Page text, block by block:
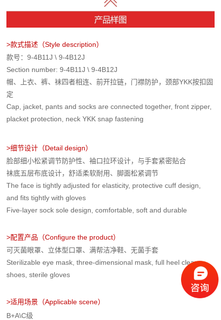
>款式描述（Style description）
款号：9-4B11J \ 9-4B12J
Section number: 9-4B11J \ 9-4B12J
帽、上衣、裤、袜四者相连、前开拉链，门襟防护，颈部YKK按扣固
定
Cap, jacket, pants and socks are connected together, front zipper,
placket protection, neck YKK snap fastening
>细节设计 （Detail design）
脸部细小松紧调节防护性、袖口拉环设计，与手套紧密贴合
袜底五层布底设计，舒适柔软耐用、脚面松紧调节
The face is tightly adjusted for elasticity, protective cuff design,
and fits tightly with gloves
Five-layer sock sole design, comfortable, soft and durable
>配置产品 （Configure the product）
可灭菌眼罩、立体型口罩、满帮洁净鞋、无菌手套
Sterilizable eye mask, three-dimensional mask, full heel clean
shoes, sterile gloves
>适用场景 （Applicable scene）
B+A\C级